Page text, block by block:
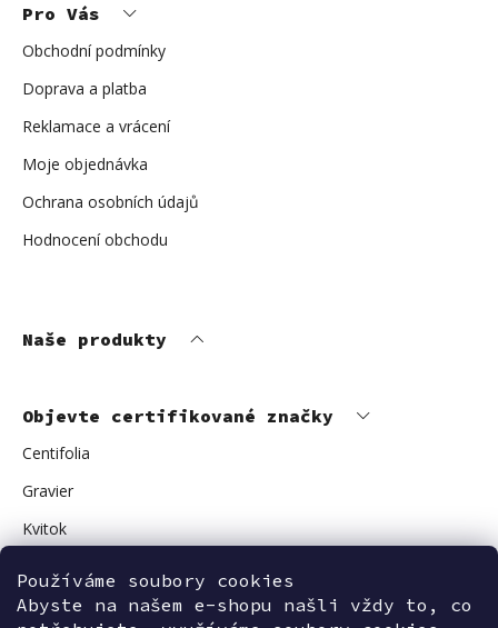
Používáme soubory cookies
Abyste na našem e-shopu našli vždy to, co
Pro Vás
Obchodní podmínky
Doprava a platba
Reklamace a vrácení
Moje objednávka
Ochrana osobních údajů
Hodnocení obchodu
Naše produkty
Objevte certifikované značky
Centifolia
Gravier
Kvitok
Avant Skincare